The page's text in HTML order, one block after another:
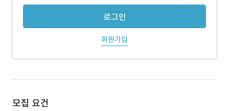
로그인
회원가입
모집 요건